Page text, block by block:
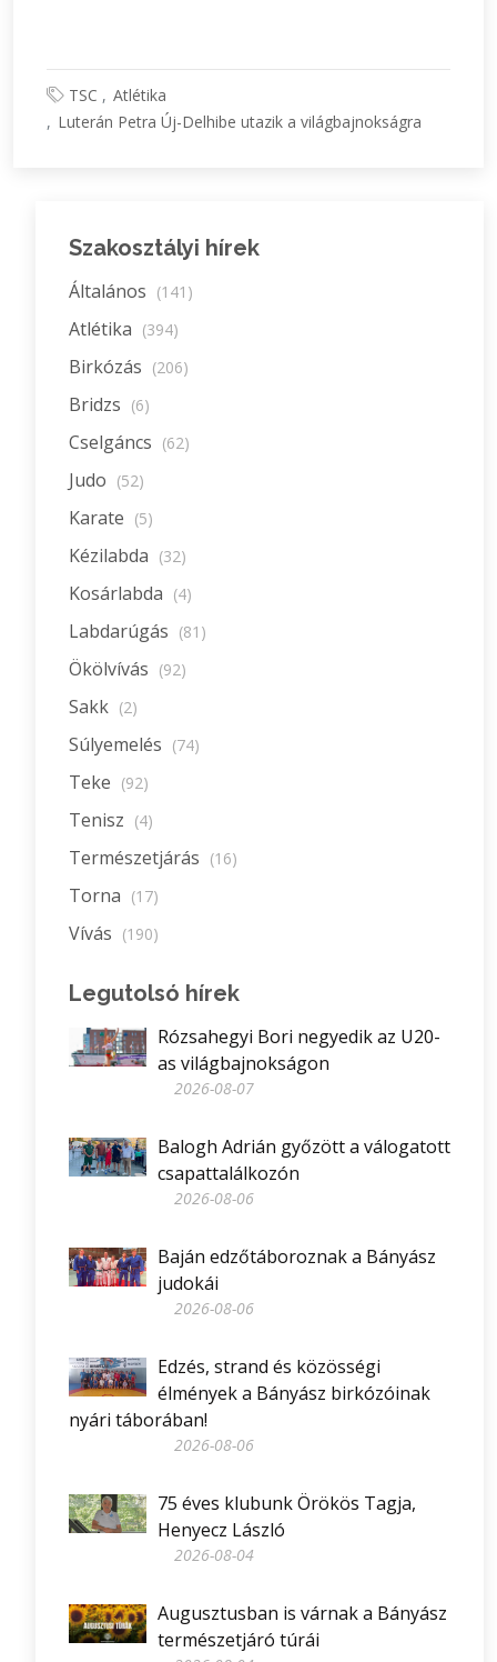
TSC
Atlétika
Luterán Petra Új-Delhibe utazik a világbajnokságra
Szakosztályi hírek
Általános (141)
Atlétika (394)
Birkózás (206)
Bridzs (6)
Cselgáncs (62)
Judo (52)
Karate (5)
Kézilabda (32)
Kosárlabda (4)
Labdarúgás (81)
Ökölvívás (92)
Sakk (2)
Súlyemelés (74)
Teke (92)
Tenisz (4)
Természetjárás (16)
Torna (17)
Vívás (190)
Legutolsó hírek
Rózsahegyi Bori negyedik az U20-
as világbajnokságon
2026-08-07
Balogh Adrián győzött a válogatott
csapattalálkozón
2026-08-06
Baján edzőtáboroznak a Bányász
judokái
2026-08-06
Edzés, strand és közösségi
élmények a Bányász birkózóinak
nyári táborában!
2026-08-06
75 éves klubunk Örökös Tagja,
Henyecz László
2026-08-04
Augusztusban is várnak a Bányász
természetjáró túrái